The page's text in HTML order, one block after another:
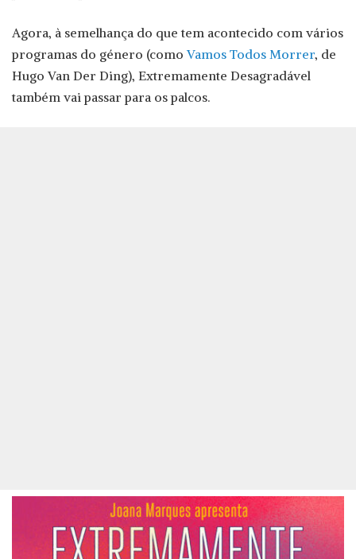
Agora, à semelhança do que tem acontecido com vários
programas do género (comoVamos Todos Morrer, de
Hugo Van Der Ding), Extremamente Desagradável
também vai passar para os palcos.